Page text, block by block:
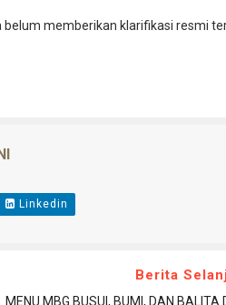
belum memberikan klarifikasi resmi
Linkedin
Berita
MENU MBG BUSUI, BUMI, DAN BALITA